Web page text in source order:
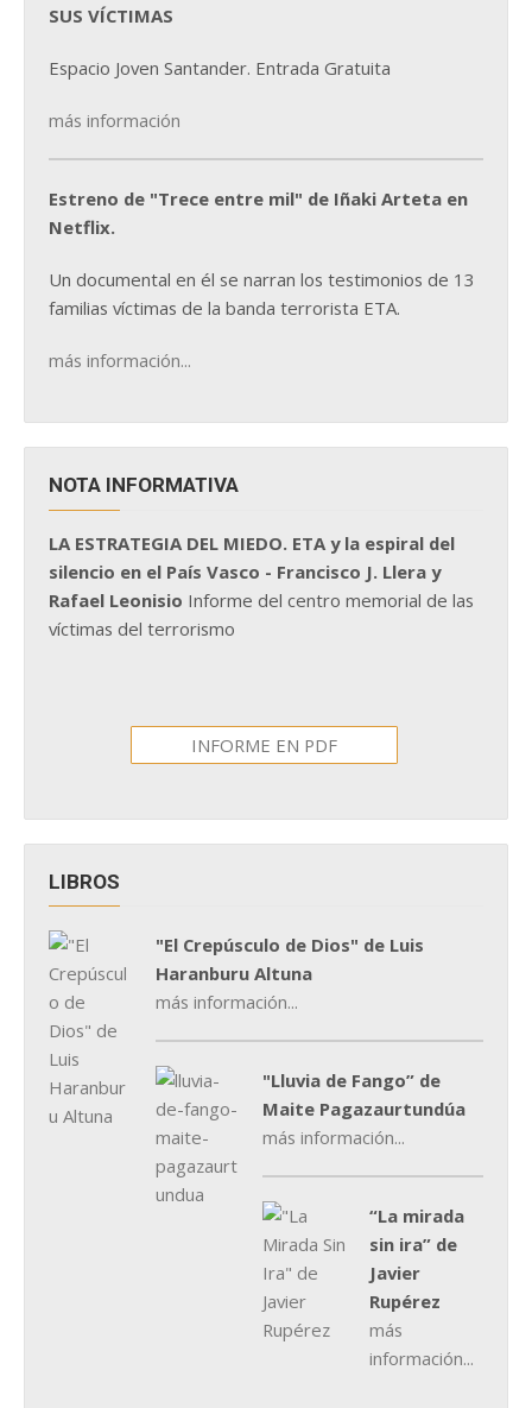
SUS VÍCTIMAS
Espacio Joven Santander. Entrada Gratuita
más información
Estreno de "Trece entre mil" de Iñaki Arteta en
Netflix.
Un documental en él se narran los testimonios de 13
familias víctimas de la banda terrorista ETA.
más información...
NOTA INFORMATIVA
LA ESTRATEGIA DEL MIEDO. ETA y la espiral del
silencio en el País Vasco - Francisco J. Llera y
Rafael Leonisio Informe del centro memorial de las
víctimas del terrorismo
INFORME EN PDF
LIBROS
"El Crepúsculo de Dios" de Luis
Haranburu Altuna
más información...
"Lluvia de Fango” de
Maite Pagazaurtundúa
más información...
“La mirada
sin ira” de
Javier
Rupérez
más
información...